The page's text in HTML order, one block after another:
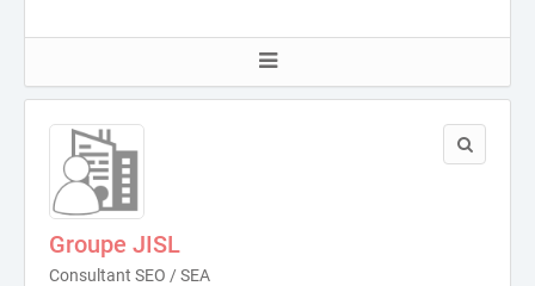
Groupe JISL
Consultant SEO / SEA